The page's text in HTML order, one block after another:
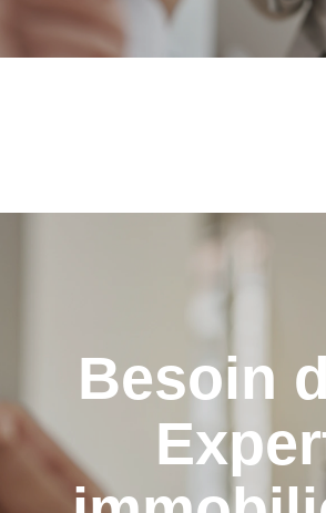
Besoin